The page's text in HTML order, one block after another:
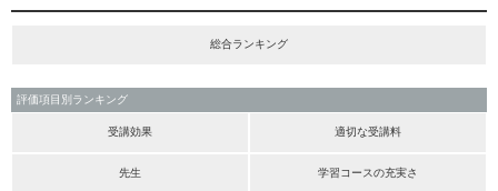
総合ランキング
評価項目別ランキング
受講効果 適切な受講料
先生 学習コースの充実さ